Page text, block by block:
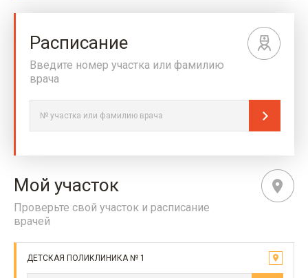
Расписание
Введите номер участка или фамилию
врача
Мой участок
Проверьте свой участок и расписание
врачей
ДЕТСКАЯ ПОЛИКЛИНИКА № 1